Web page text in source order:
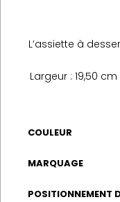
L’assiette à
Largeur : 19,50
COULEUR
MARQUAGE
POSITIONNEMENT